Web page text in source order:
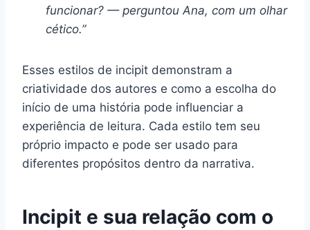
funcionar? — perguntou Ana, com um olhar
cético.”
Esses estilos de incipit demonstram a
criatividade dos autores e como a escolha do
início de uma história pode influenciar a
experiência de leitura. Cada estilo tem seu
próprio impacto e pode ser usado para
diferentes propósitos dentro da narrativa.
Incipit e sua relação com o